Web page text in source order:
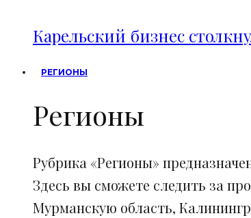
Карельский бизнес
РЕГИОНЫ
Регионы
Рубрика «Регионы»
Здесь вы сможете следить за
Мурманскую область,